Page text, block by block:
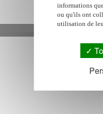
Publicité
informations
ou qu'ils ont
utilisation de